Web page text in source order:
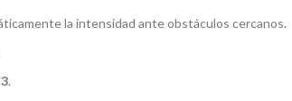
la intensidad ante obstáculos cercanos.
.